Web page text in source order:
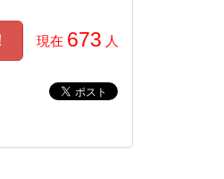
現在 673 人